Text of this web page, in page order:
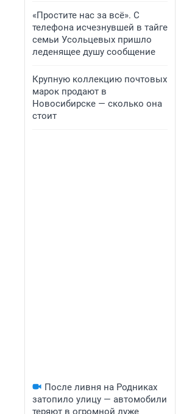
«Простите нас за всё». С
телефона исчезнувшей в тайге
семьи Усольцевых пришло
леденящее душу сообщение
Крупную коллекцию почтовых
марок продают в
Новосибирске — сколько она
стоит
После ливня на Родниках
затопило улицу — автомобили
теряют в огромной луже